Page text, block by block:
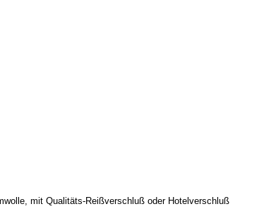
mit Qualitäts-Reißverschluß oder Hotelverschluß